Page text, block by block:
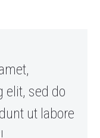
elit, sed do
ut labore